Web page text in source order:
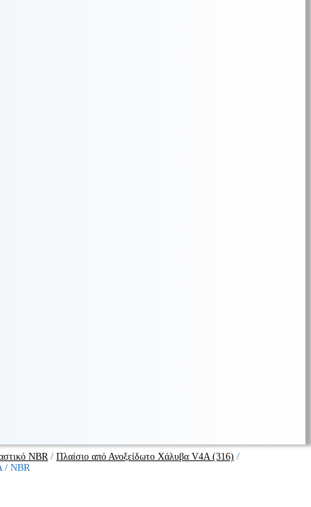
NBR/Πλαίσιο από Ανοξείδωτο Χάλυβα V4A (316) /
/ NBR